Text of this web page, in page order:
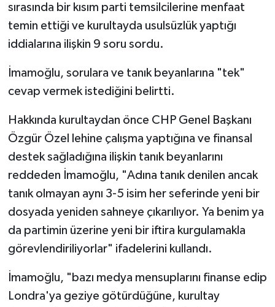
sırasında bir kısım parti temsilcilerine menfaat
temin ettiği ve kurultayda usulsüzlük yaptığı
iddialarına ilişkin 9 soru sordu.
İmamoğlu, sorulara ve tanık beyanlarına "tek"
cevap vermek istediğini belirtti.
Hakkında kurultaydan önce CHP Genel Başkanı
Özgür Özel lehine çalışma yaptığına ve finansal
destek sağladığına ilişkin tanık beyanlarını
reddeden İmamoğlu, "Adına tanık denilen ancak
tanık olmayan aynı 3-5 isim her seferinde yeni bir
dosyada yeniden sahneye çıkarılıyor. Ya benim ya
da partimin üzerine yeni bir iftira kurgulamakla
görevlendiriliyorlar" ifadelerini kullandı.
İmamoğlu, "bazı medya mensuplarını finanse edip
Londra'ya geziye götürdüğüne, kurultay